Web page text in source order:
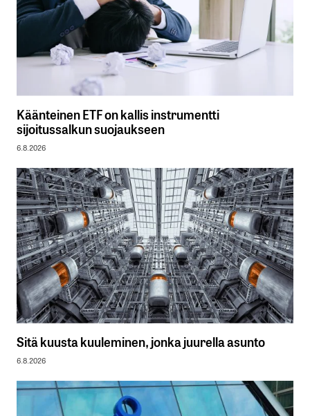
Käänteinen ETF on kallis instrumentti
sijoitussalkun suojaukseen
6.8.2026
Sitä kuusta kuuleminen, jonka juurella asunto
6.8.2026